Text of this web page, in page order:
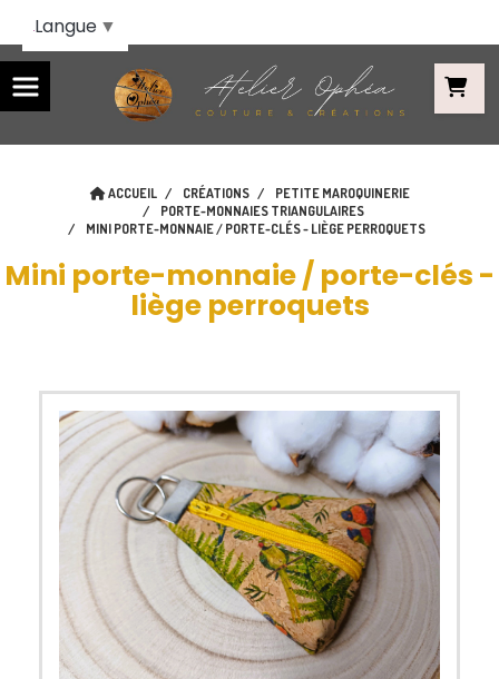
ACCUEIL CRÉATIONS
PETITE MAROQUINERIE
PORTE-MONNAIES TRIANGULAIRES
MINI PORTE-MONNAIE / PORTE-CLÉS - LIÈGE PERROQUETS
Mini porte-monnaie / porte-clés -
liège perroquets
Langue ▼